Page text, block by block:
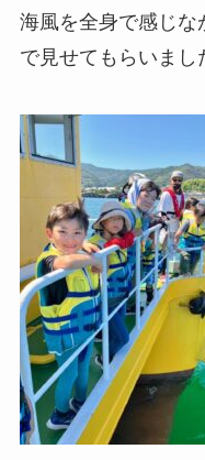
海風を全身で感じな
で見せてもらいまし